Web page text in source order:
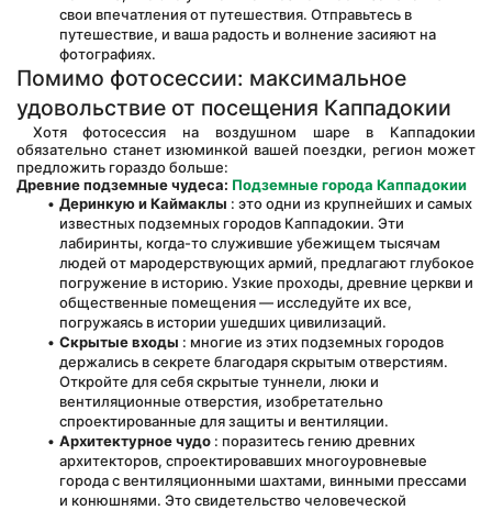
свои впечатления от путешествия. Отправьтесь в
путешествие, и ваша радость и волнение засияют на
фотографиях.
Помимо фотосессии: максимальное
удовольствие от посещения Каппадокии
обязательно станет изюминкой вашей поездки, регион может
предложить гораздо больше:
Древние подземные чудеса: Подземные города Каппадокии
Деринкую и Каймаклы : это одни из крупнейших и самых
известных подземных городов Каппадокии. Эти
лабиринты, когда-то служившие убежищем тысячам
людей от мародерствующих армий, предлагают глубокое
погружение в историю. Узкие проходы, древние церкви и
общественные помещения — исследуйте их все,
погружаясь в истории ушедших цивилизаций.
Скрытые входы : многие из этих подземных городов
держались в секрете благодаря скрытым отверстиям.
Откройте для себя скрытые туннели, люки и
вентиляционные отверстия, изобретательно
спроектированные для защиты и вентиляции.
Архитектурное чудо : поразитесь гению древних
архитекторов, спроектировавших многоуровневые
города с вентиляционными шахтами, винными прессами
и конюшнями. Это свидетельство человеческой